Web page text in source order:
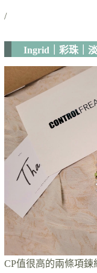
/
Ingrid｜彩珠｜
CP值很高的兩條項鍊